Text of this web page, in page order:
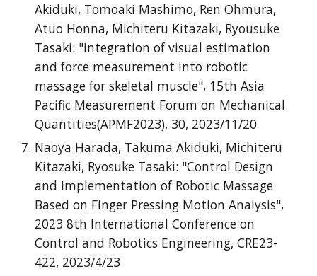
Akiduki, Tomoaki Mashimo, Ren Ohmura,
Atuo Honna, Michiteru Kitazaki, Ryousuke
Tasaki: "Integration of visual estimation
and force measurement into robotic
massage for skeletal muscle", 15th Asia
Pacific Measurement Forum on Mechanical
Quantities(APMF2023), 30, 2023/11/20
Naoya Harada, Takuma Akiduki, Michiteru
Kitazaki, Ryosuke Tasaki: "Control Design
and Implementation of Robotic Massage
Based on Finger Pressing Motion Analysis",
2023 8th International Conference on
Control and Robotics Engineering, CRE23-
422, 2023/4/23